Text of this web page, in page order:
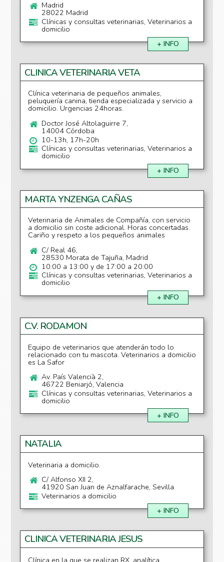
Madrid
28022 Madrid
Clínicas y consultas veterinarias, Veterinarios a
domicilio
+ INFO
CLINICA VETERINARIA VETA
Clínica veterinaria de pequeños animales,
peluquería canina, tienda especializada y servicio a
domicilio. Urgencias 24horas.
Doctor José Altolaguirre 7,
14004 Córdoba
10-13h, 17h-20h
Clínicas y consultas veterinarias, Veterinarios a
domicilio
+ INFO
MARTA YNZENGA CAÑAS
Veterinaria de Animales de Compañía, con servicio
a domicilio sin coste adicional. Horas concertadas.
Cariño y respeto a los pequeños animales
C/ Real 46,
28530 Morata de Tajuña, Madrid
10:00 a 13:00 y de 17:00 a 20:00
Clínicas y consultas veterinarias, Veterinarios a
domicilio
+ INFO
C.V. RODAMON
Equipo de veterinarios que atenderán todo lo
relacionado con tu mascota. Veterinarios a domicilio
es La Safor
Av. País Valencià 2,
46722 Beniarjó, Valencia
Clínicas y consultas veterinarias, Veterinarios a
domicilio
+ INFO
NATALIA
Veterinaria a domicilio.
C/ Alfonso XII 2,
41920 San Juan de Aznalfarache, Sevilla
Veterinarios a domicilio
+ INFO
CLINICA VETERINARIA JESUS